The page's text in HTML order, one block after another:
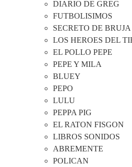
DIARIO DE GREG
FUTBOLISIMOS
SECRETO DE BRUJA
LOS HEROES DEL
EL POLLO PEPE
PEPE Y MILA
BLUEY
PEPO
LULU
PEPPA PIG
EL RATON FISGON
LIBROS SONIDOS
ABREMENTE
POLICAN